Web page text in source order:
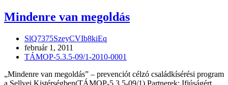
JÓ
SZÜLETETT
–
VÉGET
A
Mindenre van megoldás
Post
author:
SlQ7375SzeyCVIb8kiEq
Post
published:
február 1, 2011
Post
TÁMOP-5.3.5-09/1-2010-0001
„Mindenre van megoldás” – prevenciót célzó családkísérési program
a Sellyei Kistérségben(TÁMOP-5.3.5-09/1) Partnerek: Ifjúságért